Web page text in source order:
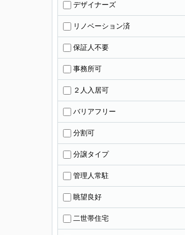
デザイナーズ
リノベーション済
保証人不要
事務所可
２人入居可
バリアフリー
分割可
分譲タイプ
管理人常駐
眺望良好
二世帯住宅